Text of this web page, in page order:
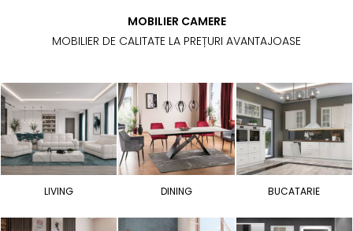
MOBILIER CAMERE
MOBILIER DE CALITATE LA PREȚURI AVANTAJOASE
LIVING DINING BUCATARIE